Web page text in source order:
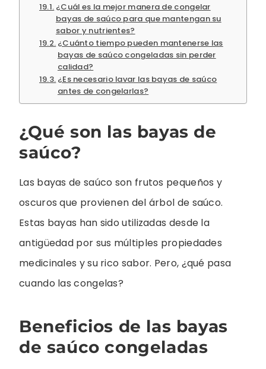
¿Cuál es la mejor manera de congelar
bayas de saúco para que mantengan su
sabor y nutrientes?
¿Cuánto tiempo pueden mantenerse las
bayas de saúco congeladas sin perder
calidad?
¿Es necesario lavar las bayas de saúco
antes de congelarlas?
¿Qué son las bayas de
saúco?
Las bayas de saúco son frutos pequeños y
oscuros que provienen del árbol de saúco.
Estas bayas han sido utilizadas desde la
antigüedad por sus múltiples propiedades
medicinales y su rico sabor. Pero, ¿qué pasa
cuando las congelas?
Beneficios de las bayas
de saúco congeladas